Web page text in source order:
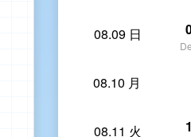
08.09 日
08.10 月
08.11 火